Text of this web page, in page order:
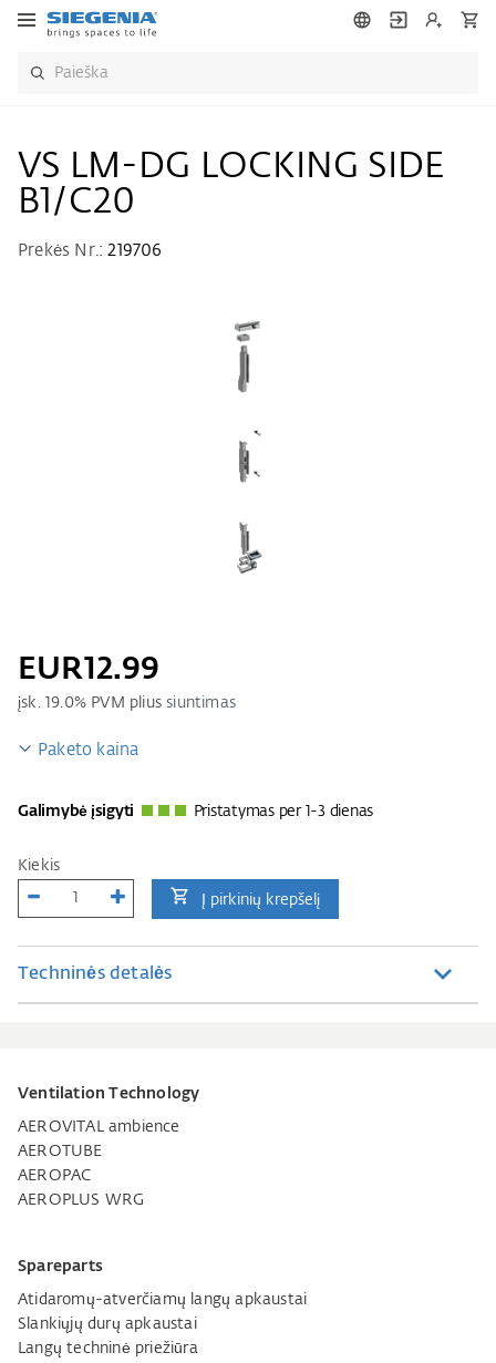
VS LM-DG LOCKING SIDE
B1/C20
Prekės Nr.:219706
EUR12.99
įsk. 19.0% PVM pliussiuntimas
Paketo kaina
Galimybė įsigyti Pristatymas per 1-3 dienas
Kiekis
Į pirkinių krepšelį
Techninės detalės
Ventilation Technology
AEROVITAL ambience
AEROTUBE
AEROPAC
AEROPLUS WRG
Spareparts
Atidaromų-atverčiamų langų apkaustai
Slankiųjų durų apkaustai
Langų techninė priežiūra